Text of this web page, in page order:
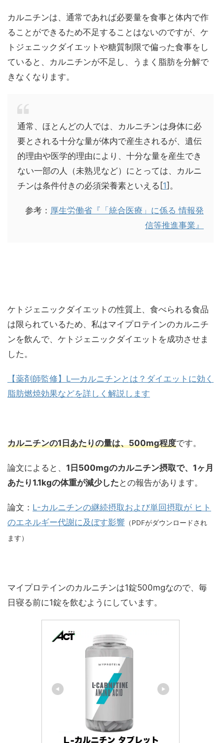
カルニチンは、通常であれば必要量を食事と体内で作
ることができるため不足することはないのですが、ケ
トジェニックダイエットや糖質制限で偏った食事をし
ていると、カルニチンが不足し、うまく脂肪を分解で
きなくなります。
通常、ほとんどの人では、カルニチンは身体に必
要とされる十分な量が体内で産生されるが、遺伝
的理由や医学的理由により、十分な量を産生でき
ない一部の人（未熟児など）にとっては、カルニ
チンは条件付きの必須栄養素といえる[1]。
参考： 厚生労働省『「統合医療」に係る 情報発
信等推進事業』
ケトジェニックダイエットの性質上、食べられる食品
は限られているため、私はマイプロテインのカルニチ
ンを飲んで、ケトジェニックダイエットを成功させま
した。
【薬剤師監修】L―カルニチンとは？ダイエットに効く
脂肪燃焼効果などを詳しく解説します
カルニチンの1日あたりの量は、500mg程度です。
論文によると、 1日500mgのカルニチン摂取で、1ヶ月
あたり1.1kgの体重が減少した との報告があります。
論文： L-カルニチンの継続摂取および単回摂取が ヒト
のエネルギー代謝に及ぼす影響 （PDFがダウンロードされ
ます）
マイプロテインのカルニチンは1錠500mgなので、毎
日寝る前に1錠を飲むようにしています。